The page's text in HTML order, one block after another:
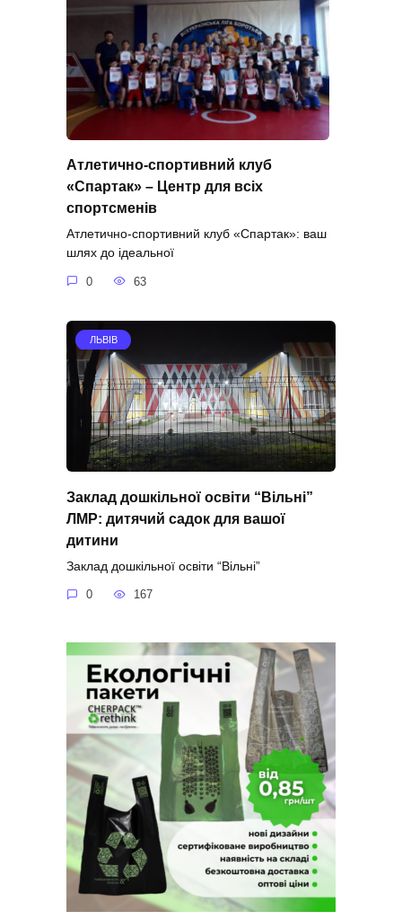
Атлетично-спортивний клуб
«Спартак» – Центр для всіх
спортсменів
Атлетично-спортивний клуб «Спартак»: ваш
шлях до ідеальної
0 63
ЛЬВІВ
Заклад дошкільної освіти “Вільні”
ЛМР: дитячий садок для вашої
дитини
Заклад дошкільної освіти “Вільні”
0 167